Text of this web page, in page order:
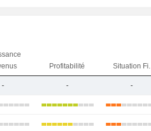
Profitabilité Situation Fi.
- - -